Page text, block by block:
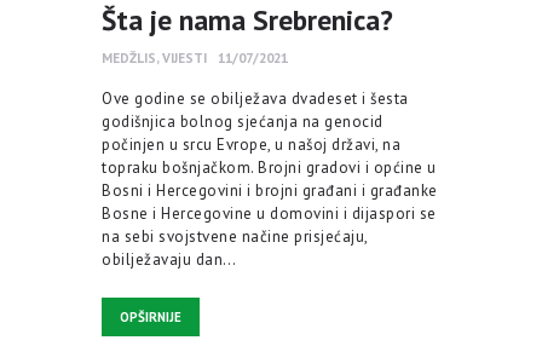
Šta je nama Srebrenica?
MEDŽLIS,VIJESTI 11/07/2021
Ove godine se obilježava dvadeset i šesta
godišnjica bolnog sjećanja na genocid
počinjen u srcu Evrope, u našoj državi, na
topraku bošnjačkom. Brojni gradovi i općine u
Bosni i Hercegovini i brojni građani i građanke
Bosne i Hercegovine u domovini i dijaspori se
na sebi svojstvene načine prisjećaju,
obilježavaju dan…
OPŠIRNIJE